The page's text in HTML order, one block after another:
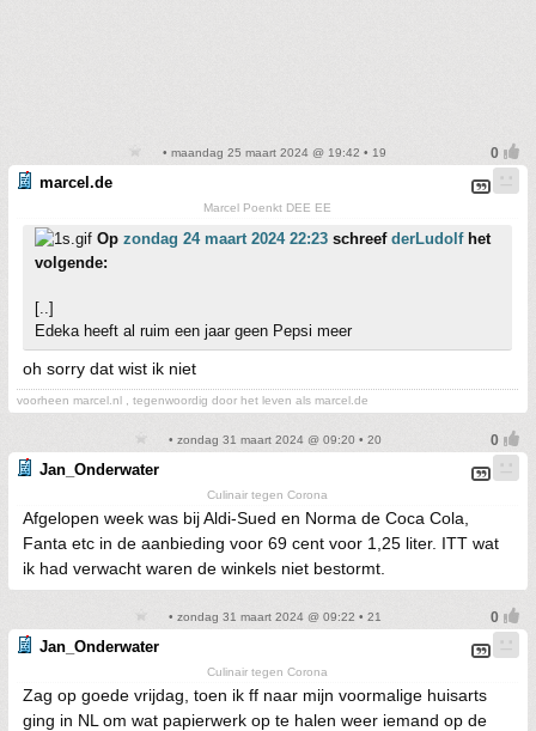
• maandag 25 maart 2024 @ 19:42 • 19
marcel.de
Marcel Poenkt DEE EE
Op zondag 24 maart 2024 22:23 schreef derLudolfhet
volgende:
[..]
Edeka heeft al ruim een jaar geen Pepsi meer
oh sorry dat wist ik niet
voorheen marcel.nl , tegenwoordig door het leven als marcel.de
• zondag 31 maart 2024 @ 09:20 • 20
Jan_Onderwater
Culinair tegen Corona
Afgelopen week was bij Aldi-Sued en Norma de Coca Cola,
Fanta etc in de aanbieding voor 69 cent voor 1,25 liter. ITT wat
ik had verwacht waren de winkels niet bestormt.
• zondag 31 maart 2024 @ 09:22 • 21
Jan_Onderwater
Culinair tegen Corona
Zag op goede vrijdag, toen ik ff naar mijn voormalige huisarts
ging in NL om wat papierwerk op te halen weer iemand op de